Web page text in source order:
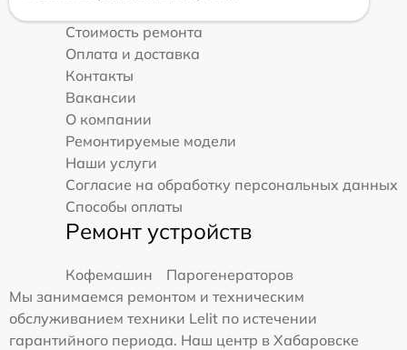
Стоимость ремонта
Оплата и доставка
Контакты
Вакансии
О компании
Ремонтируемые модели
Наши услуги
Согласие на обработку персональных данных
Способы оплаты
Ремонт устройств
Кофемашин
Парогенераторов
Мы занимаемся ремонтом и техническим
обслуживанием техники Lelit по истечении
гарантийного периода. Наш центр в Хабаровске